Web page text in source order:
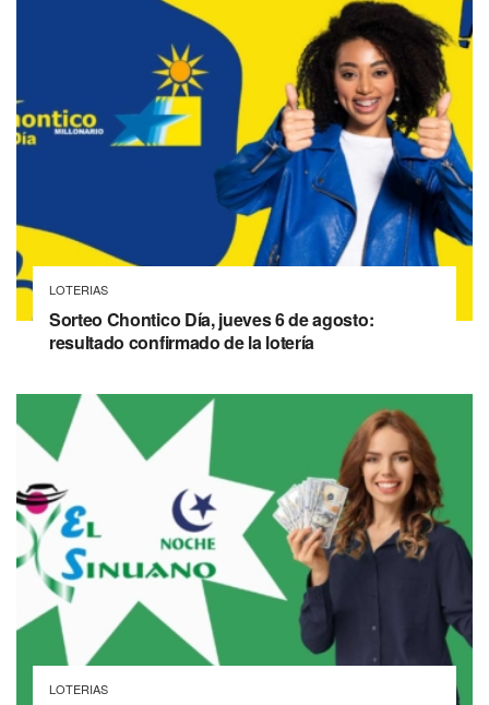
LOTERIAS
Sorteo Chontico Día, jueves 6 de agosto:
resultado confirmado de la lotería
LOTERIAS